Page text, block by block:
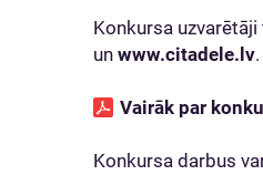
Konkursa
un www.citadele.lv.
Vairāk par
Konkursa darbus